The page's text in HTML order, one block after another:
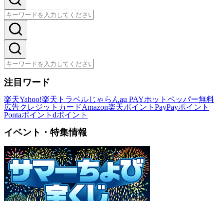
注目ワード
楽天Yahoo!楽天トラベルじゃらんau PAYホットペッパー無料
広告クレジットカードAmazon楽天ポイント PayPayポイント
Pontaポイント dポイント
イベント・特集情報